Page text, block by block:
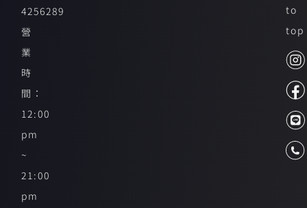
4256289
營
業
時
間：
12:00
pm
~
21:00
pm
to
top